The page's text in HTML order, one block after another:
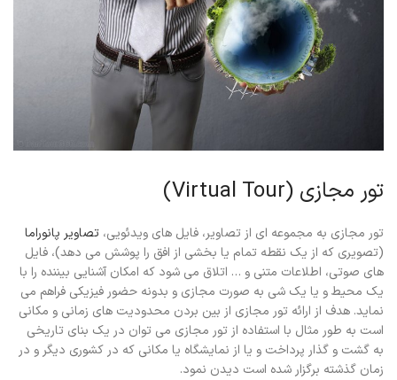
تور مجازي (Virtual Tour)
تور مجازی به مجموعه اي از تصاوير، فايل هاي ويدئويي، تصاوير پانوراما
(تصويري که از يک نقطه تمام يا بخشي از افق را پوشش مي دهد)، فايل
هاي صوتي، اطلاعات متني و … اتلاق مي شود که امکان آشنايي بيننده را با
يک محيط و يا يک شي به صورت مجازي و بدونه حضور فيزيکي فراهم مي
نمايد. هدف از ارائه تور مجازي از بين بردن محدوديت هاي زماني و مکاني
است به طور مثال با استفاده از تور مجازي مي توان در يک بناي تاريخي
به گشت و گذار پرداخت و يا از نمايشگاه یا مکانی که در کشوري ديگر و در
زمان گذشته برگزار شده است ديدن نمود.